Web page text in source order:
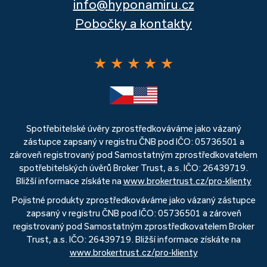
info@hyponamiru.cz
Pobočky a kontakty
★ ★ ★ ★ ★
Spotřebitelské úvěry zprostředkováváme jako vázaný
zástupce zapsaný v registru ČNB pod IČO: 05736501 a
zároveň registrovaný pod Samostatným zprostředkovatelem
spotřebitelských úvěrů Broker Trust, a.s. IČO: 26439719.
Bližší informace získáte na www.brokertrust.cz/pro-klienty
Pojistné produkty zprostředkováváme jako vázaný zástupce
zapsaný v registru ČNB pod IČO: 05736501 a zároveň
registrovaný pod Samostatným zprostředkovatelem Broker
Trust, a.s. IČO: 26439719. Bližší informace získáte na
www.brokertrust.cz/pro-klienty